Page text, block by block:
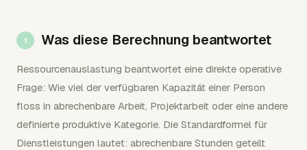
Was diese Berechnung beantwortet
Ressourcenauslastung beantwortet eine direkte operative
Frage: Wie viel der verfügbaren Kapazität einer Person
floss in abrechenbare Arbeit, Projektarbeit oder eine andere
definierte produktive Kategorie. Die Standardformel für
Dienstleistungen lautet: abrechenbare Stunden geteilt